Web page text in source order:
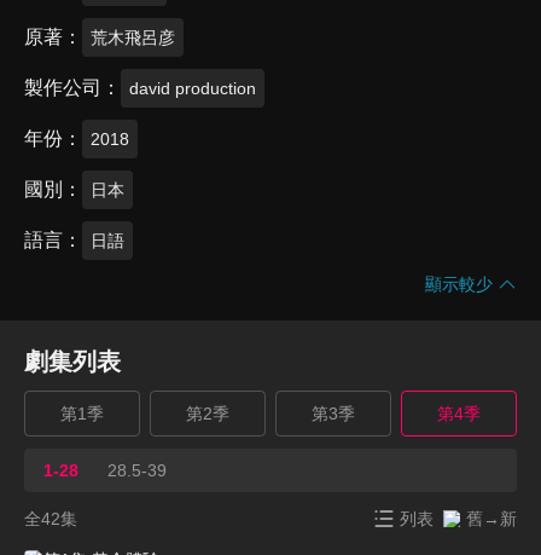
原著 荒木飛呂彦
製作公司 david production
年份 2018
國別 日本
語言 日語
顯示較少
劇集列表
第1季 第2季 第3季 第4季
1-28 28.5-39
全42集 列表 舊→新